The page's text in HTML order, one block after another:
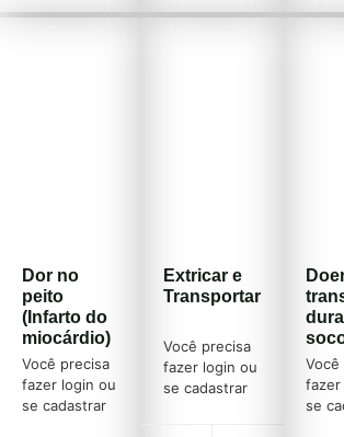
Dor no
peito
(Infarto do
miocárdio)
Você precisa
fazer login ou
se cadastrar
Extricar e
Transportar
Você precisa
fazer login ou
se cadastrar
Você
fazer
se